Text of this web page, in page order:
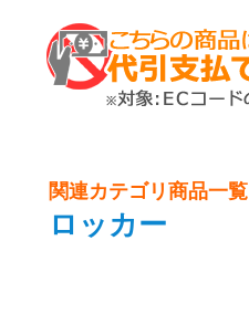
関連カテゴリ商品一覧
ロッカー